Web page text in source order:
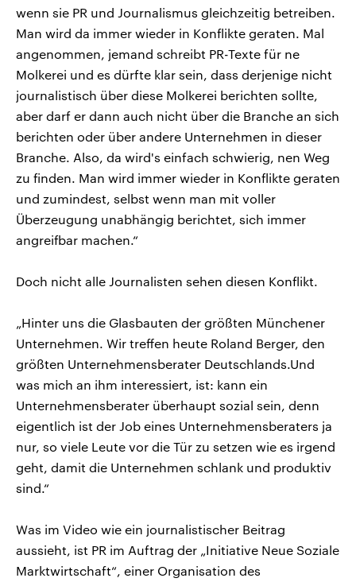
wenn sie PR und Journalismus gleichzeitig betreiben.
Man wird da immer wieder in Konflikte geraten. Mal
angenommen, jemand schreibt PR-Texte für ne
Molkerei und es dürfte klar sein, dass derjenige nicht
journalistisch über diese Molkerei berichten sollte,
aber darf er dann auch nicht über die Branche an sich
berichten oder über andere Unternehmen in dieser
Branche. Also, da wird's einfach schwierig, nen Weg
zu finden. Man wird immer wieder in Konflikte geraten
und zumindest, selbst wenn man mit voller
Überzeugung unabhängig berichtet, sich immer
angreifbar machen.“
Doch nicht alle Journalisten sehen diesen Konflikt.
„Hinter uns die Glasbauten der größten Münchener
Unternehmen. Wir treffen heute Roland Berger, den
größten Unternehmensberater Deutschlands.Und
was mich an ihm interessiert, ist: kann ein
Unternehmensberater überhaupt sozial sein, denn
eigentlich ist der Job eines Unternehmensberaters ja
nur, so viele Leute vor die Tür zu setzen wie es irgend
geht, damit die Unternehmen schlank und produktiv
sind.“
Was im Video wie ein journalistischer Beitrag
aussieht, ist PR im Auftrag der „Initiative Neue Soziale
Marktwirtschaft“, einer Organisation des